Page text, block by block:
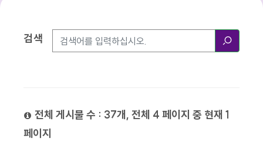
검색방법
검색
전체 게시물 수 : 37개, 전체 4 페이지 중 현재 1
페이지